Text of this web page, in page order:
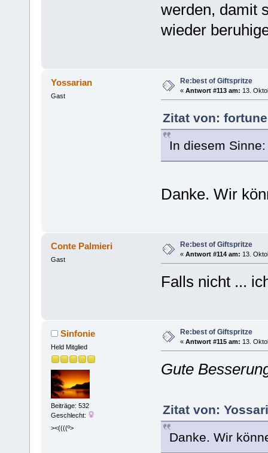
werden, damit
wieder
Yossarian
Gast
Re:best of Giftspritze
« Antwort #113 am: 13.
Zitat von:
In diesem
Danke. Wir
Conte Palmieri
Gast
Re:best of Giftspritze
« Antwort #114 am: 13.
Falls nicht ...
Sinfonie
Held Mitglied
Beiträge: 532
Geschlecht:
><((((º>
Re:best of Giftspritze
« Antwort #115 am: 13.
Gute
Zitat von:
Danke. Wir